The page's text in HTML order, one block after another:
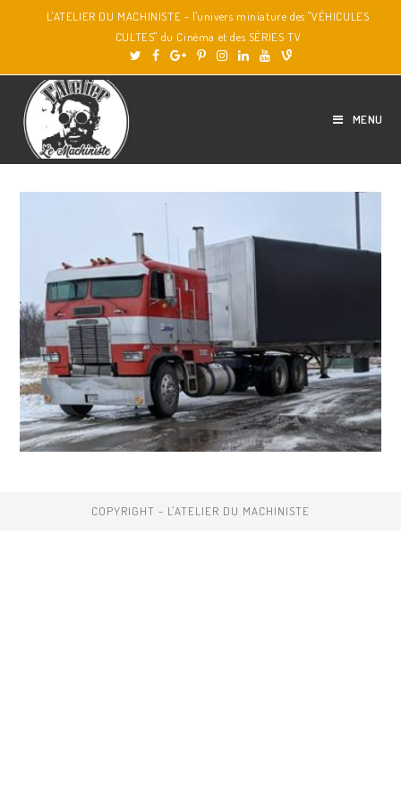
L'ATELIER DU MACHINISTE - l'univers miniature des "VÉHICULES
CULTES" du Cinéma et des SÉRIES TV
MENU
COPYRIGHT - L'ATELIER DU MACHINISTE